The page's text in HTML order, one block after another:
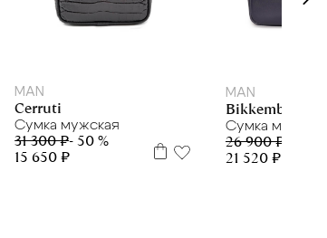
MAN
Cerruti
Сумка мужская
31 300 ₽- 50 %
15 650 ₽
MAN
Bikkembergs
Сумка
26 900 ₽
21 520 ₽